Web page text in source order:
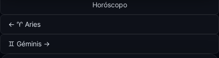
← ♈ Aries
Horóscopo
♊ Géminis →